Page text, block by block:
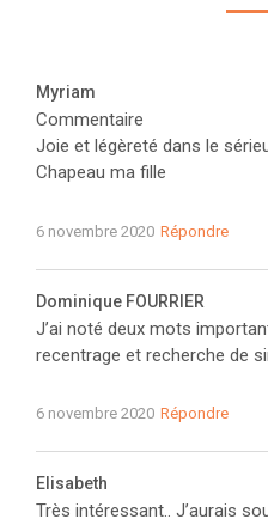
Myriam
Commentaire
Joie et légèreté dans le
Chapeau ma fille
6 novembre 2020 Répondre
Dominique FOURRIER
J’ai noté deux mots
recentrage et recherche de
6 novembre 2020 Répondre
Elisabeth
Très intéressant.. J’aurais